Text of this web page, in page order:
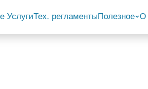
УслугиТех. регламенты Полезное О